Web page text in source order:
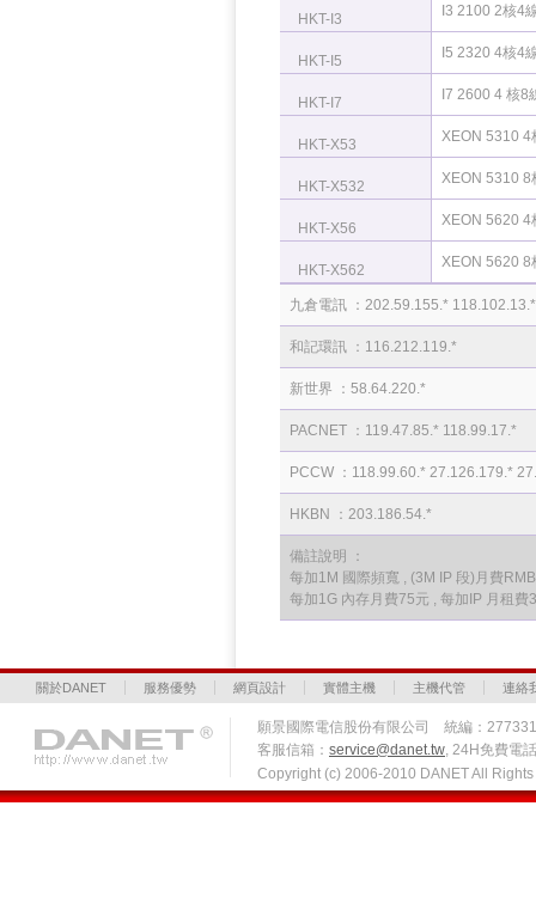
HKT-I3 I3 2100 2核4
HKT-I5 I5 2320 4核4
HKT-I7 I7 2600 4 核8
HKT-X53 XEON 5310 4
HKT-X532 XEON 5310 8
HKT-X56 XEON 5620 4
HKT-X562 XEON 5620 8
九倉電訊 ：202.59.155.* 118.102.13.*
和記環訊 ：116.212.119.*
新世界 ：58.64.220.*
PACNET ：119.47.85.* 118.99.17.*
PCCW ：118.99.60.* 27.126.179.*
HKBN ：203.186.54.*
備註說明 ：
每加1M 國際頻寬 , (3M IP 段)月費
每加1G 內存月費75元 , 每加IP 月租費
關於DANET 服務優勢 網頁設計 實體主機 主機代管 連絡
願景國際電信股份有限公司 統編：
客服信箱： service@danet.tw, 24H免費電
Copyright (c) 2006-2010 DANET All